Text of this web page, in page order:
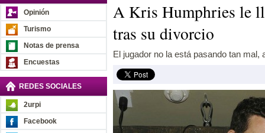
Opinión
Turismo
Notas de prensa
Encuestas
REDES SOCIALES
2urpi
Facebook
A Kris Humphries le
tras su divorcio
El jugador no la está pasando tan mal,